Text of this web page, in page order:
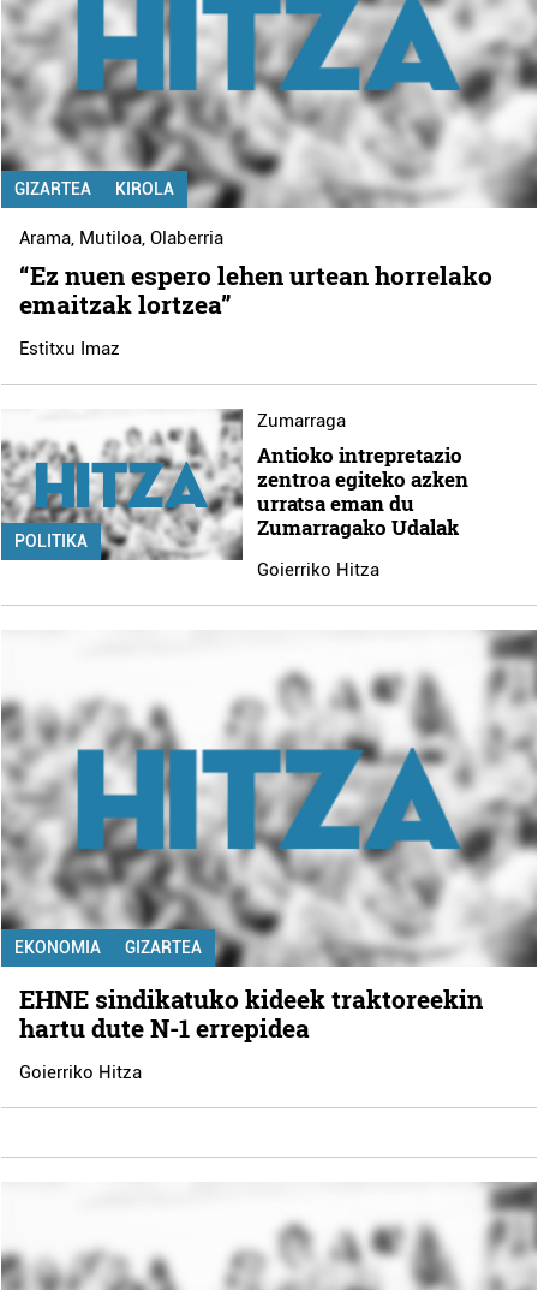
GIZARTEA KIROLA
Arama, Mutiloa,Olaberria
“Ez nuen espero lehen urtean horrelako
emaitzak lortzea”
Estitxu Imaz
POLITIKA
Zumarraga
Antioko intrepretazio
zentroa egiteko azken
urratsa eman du
Zumarragako Udalak
Goierriko Hitza
EKONOMIA GIZARTEA
EHNE sindikatuko kideek traktoreekin
hartu dute N-1 errepidea
Goierriko Hitza